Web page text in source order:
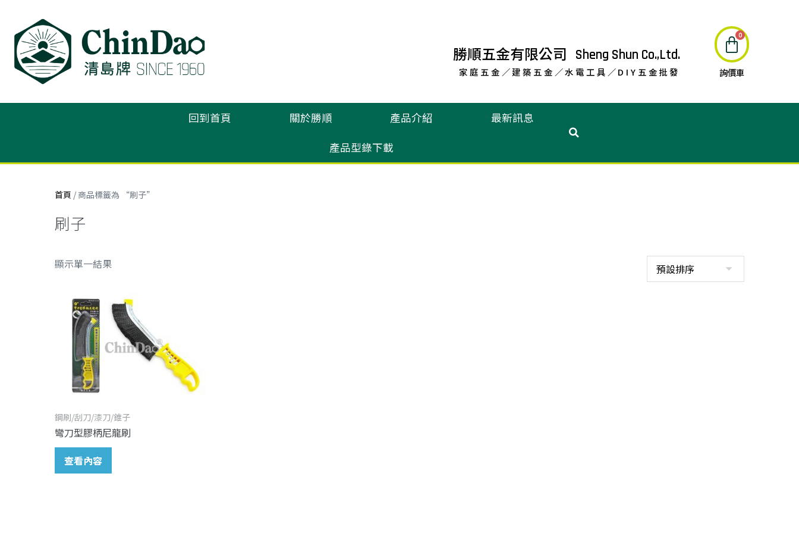
勝順五金有限公司 Sheng Shun Co.,Ltd.
家庭五金／建築五金／水電工具／DIY五金批發 詢價車
回到首頁 關於勝順 產品介紹
最新訊息
產品型錄下載
首頁 / 商品標籤為 “刷子”
刷子
顯示單一結果
鋼刷/刮刀/漆刀/錐子
彎刀型膠柄尼龍刷
查看內容